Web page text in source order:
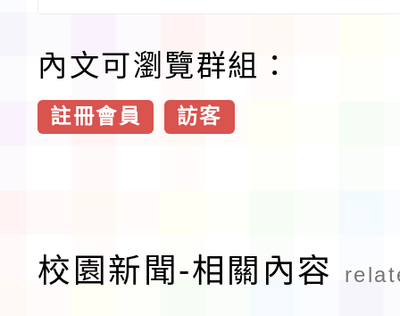
內文可瀏覽群組：
註冊會員 訪客
校園新聞-相關內容